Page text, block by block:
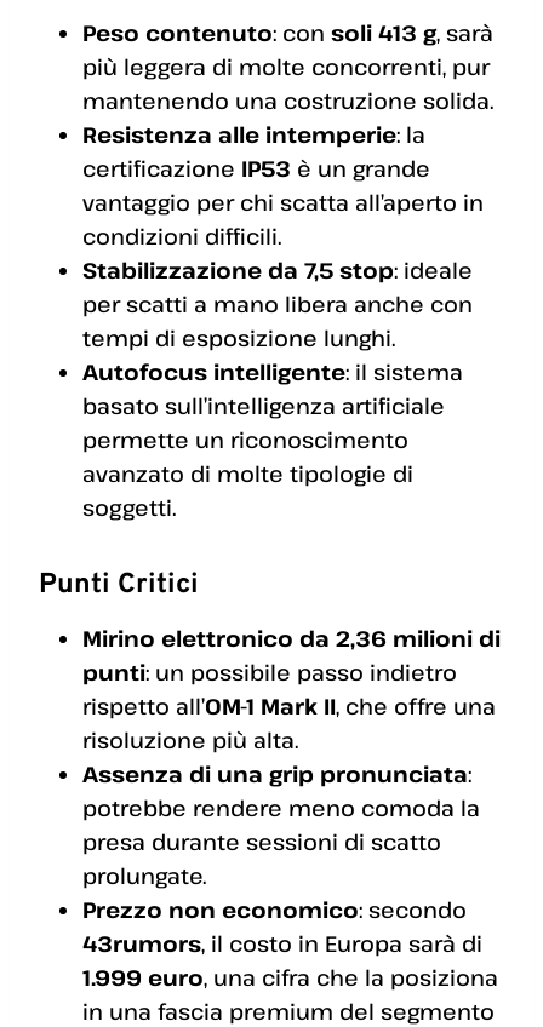
Peso contenuto: con soli 413 g, sarà
più leggera di molte concorrenti, pur
mantenendo una costruzione solida.
Resistenza alle intemperie: la
certificazione IP53 è un grande
vantaggio per chi scatta all’aperto in
condizioni difficili.
Stabilizzazione da 7,5 stop: ideale
per scatti a mano libera anche con
tempi di esposizione lunghi.
Autofocus intelligente: il sistema
basato sull’intelligenza artificiale
permette un riconoscimento
avanzato di molte tipologie di
soggetti.
Punti Critici
Mirino elettronico da 2,36 milioni di
punti: un possibile passo indietro
rispetto all’OM-1 Mark II, che offre una
risoluzione più alta.
Assenza di una grip pronunciata:
potrebbe rendere meno comoda la
presa durante sessioni di scatto
prolungate.
Prezzo non economico: secondo
43rumors, il costo in Europa sarà di
1.999 euro, una cifra che la posiziona
in una fascia premium del segmento